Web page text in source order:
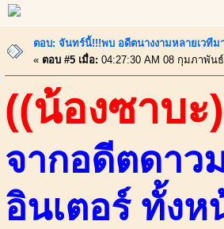
ตอบ: จันทร์นี้!!!พบ อดีตนางงามหลายเวที
« ตอบ #5 เมื่อ: 04:27:30 AM 08 กุมภาพัน
((น้องซาบะ
จากอดีตดาว
อินเตอร์ ทั้งห